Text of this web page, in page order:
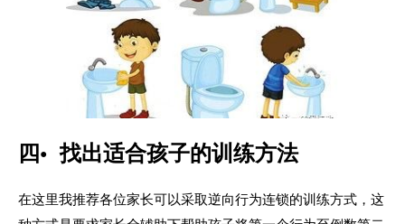
四• 找出适合孩子的训练方法
在这里我推荐各位家长可以采取逆向行为连锁的训练方式，这